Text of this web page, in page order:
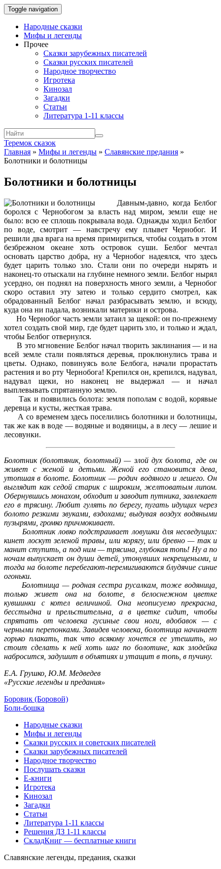
Toggle navigation
Народные сказки
Мифы и легенды
Прочее
Сказки зарубежных писателей
Сказки русских писателей
Народное творчество
Игротека
Кинозал
Загадки
Статьи
Литература 1-11 классы
Теремок сказок
Главная » Мифы и легенды » Славянские предания »
Болотники и болотницы
Болотники и болотницы
Давным-давно, когда Белбог
боролся с Чернобогом за власть над миром, земли еще не
было: всю ее сплошь покрывала вода. Однажды ходил Белбог
по воде, смотрит — навстречу ему плывет Чернобог. И
решили два врага на время примириться, чтобы создать в этом
безбрежном океане хоть островок суши. Белбог мечтал
основать царство добра, ну а Чернобог надеялся, что здесь
будет царить только зло. Стали они по очереди нырять и
наконец-то отыскали на глубине немного земли. Белбог нырял
усердно, он поднял на поверхность много земли, а Чернобог
скоро оставил эту затею и только сердито смотрел, как
обрадованный Белбог начал разбрасывать землю, и всюду,
куда она ни падала, возникали материки и острова.
Но Чернобог часть земли затаил за щекой: он по-прежнему
хотел создать свой мир, где будет царить зло, и только и ждал,
чтобы Белбог отвернулся.
В это мгновение Белбог начал творить заклинания — и на
всей земле стали появляться деревья, проклюнулись трава и
цветы. Однако, повинуясь воле Белбога, начали прорастать
растения и во рту Чернобога! Крепился он, крепился, надувал,
надувал щеки, но наконец не выдержал — и начал
выплевывать спрятанную землю.
Так и появились болота: земля пополам с водой, корявые
деревца и кусты, жесткая трава.
А со временем здесь поселились болотники и болотницы,
так же как в воде — водяные и водяницы, а в лесу — лешие и
лесовунки.
Болотник (болотяник, болотный) — злой дух болота, где он
живет с женой и детьми. Женой его становится дева,
утопшая в болоте. Болотник — родич водяного и лешего. Он
выглядит как седой старик с широким, желтоватым липом.
Обернувшись монахом, обходит и заводит путника, завлекает
его в трясину. Любит гулять по берегу, пугать идущих через
болото резкими звуками, вздохами; выдувая воздух водяными
пузырями, громко причмокивает.
Болотник ловко подстраивает ловушки для несведущих:
кинет лоскут зеленой травы, или корягу, или бревно — так и
манит ступить, а под ним — трясина, глубокая топь! Ну а по
ночам выпускает он души детей, утонувших некрещеными, и
тогда на болоте перебегают-перемигиваются блудячие синие
огоньки.
Болотница — родная сестра русалкам, тоже водяница,
только живет она на болоте, в белоснежном цветке
кувшинки с котел величиной. Она неописуемо прекрасна,
бесстыдна и прельстительна, а в цветке сидит, чтобы
спрятать от человека гусиные свои ноги, вдобавок — с
черными перепонками. Завидев человека, болотница начинает
горько плакать, так что всякому хочется ее утешить, но
стоит сделать к ней хоть шаг по болотине, как злодейка
набросится, задушит в объятиях и утащит в топь, в пучину.
Е.А. Грушко, Ю.М. Медведев
«Русские легенды и предания»
Боровик (Боровой)
Боли-бошка
Народные сказки
Мифы и легенды
Сказки русских и советских писателей
Сказки зарубежных писателей
Народное творчество
Послушать сказки
Е-книги
Игротека
Кинозал
Загадки
Статьи
Литература 1-11 классы
Решения ДЗ 1-11 классы
СкладКниг — бесплатные книги
Славянские легенды, предания, сказки